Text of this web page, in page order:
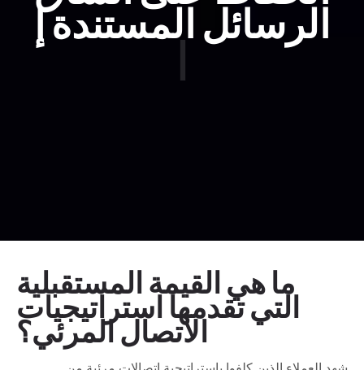
الرسائل ال
ما هي القيمة المستقبلية
التي تقدمها استراتيجيات
الاتصال المرئي؟